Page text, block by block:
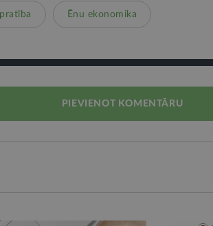
Ēnu ekonomika
PIEVIENOT KOMENTĀRU